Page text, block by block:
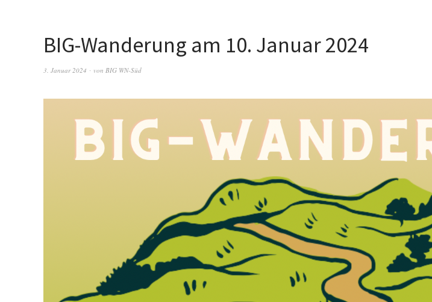
BIG-Wanderung am 10. Januar 2024
3. Januar 2024 von BIG WN-Süd